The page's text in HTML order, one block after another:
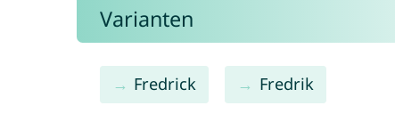
Varianten
Fredrick Fredrik